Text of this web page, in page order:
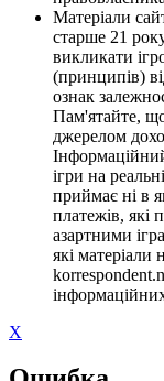
Матеріали
старше 21
викликати
(принципів)
ознак
Пам'ятайте,
джерелом
ігри на
приймає ні в
платежів, які
азартними
які матеріали
X